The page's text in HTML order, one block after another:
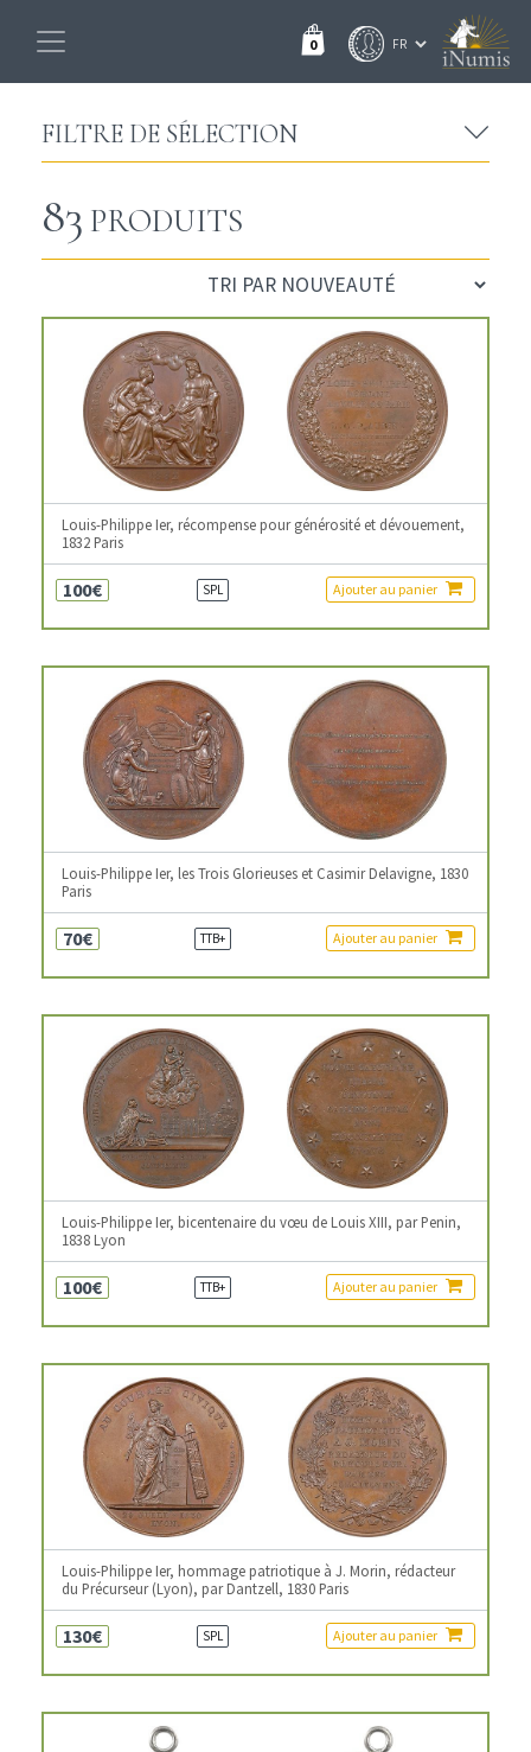
0
FILTRE DE SÉLECTION
83 PRODUITS
Louis-Philippe Ier, récompense pour générosité et dévouement,
1832 Paris
100€ SPL Ajouter au panier
Louis-Philippe Ier, les Trois Glorieuses et Casimir Delavigne, 1830
Paris
70€ TTB+ Ajouter au panier
Louis-Philippe Ier, bicentenaire du vœu de Louis XIII, par Penin,
1838 Lyon
100€ TTB+ Ajouter au panier
Louis-Philippe Ier, hommage patriotique à J. Morin, rédacteur
du Précurseur (Lyon), par Dantzell, 1830 Paris
130€ SPL Ajouter au panier